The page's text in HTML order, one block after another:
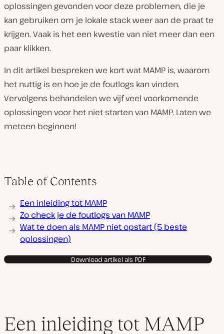
oplossingen gevonden voor deze problemen, die je
kan gebruiken om je lokale stack weer aan de praat te
krijgen. Vaak is het een kwestie van niet meer dan een
paar klikken.
In dit artikel bespreken we kort wat MAMP is, waarom
het nuttig is en hoe je de foutlogs kan vinden.
Vervolgens behandelen we vijf veel voorkomende
oplossingen voor het niet starten van MAMP. Laten we
meteen beginnen!
Table of Contents
Een inleiding tot MAMP
Zo check je de foutlogs van MAMP
Wat te doen als MAMP niet opstart (5 beste
oplossingen)
Download artikel als PDF
Een inleiding tot MAMP